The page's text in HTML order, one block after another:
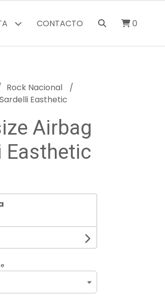
CONTACTO 0
Rock Nacional
Easthetic
Airbag
Easthetic